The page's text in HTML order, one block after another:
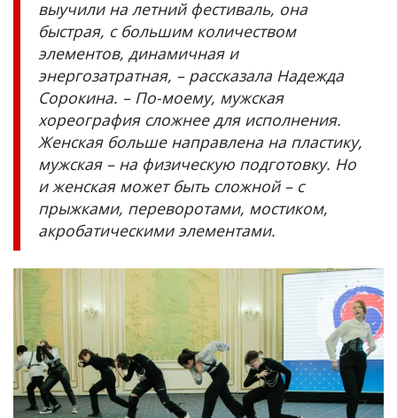
выучили на летний фестиваль, она
быстрая, с большим количеством
элементов, динамичная и
энергозатратная, – рассказала Надежда
Сорокина. – По-моему, мужская
хореография сложнее для исполнения.
Женская больше направлена на пластику,
мужская – на физическую подготовку. Но
и женская может быть сложной – с
прыжками, переворотами, мостиком,
акробатическими элементами.